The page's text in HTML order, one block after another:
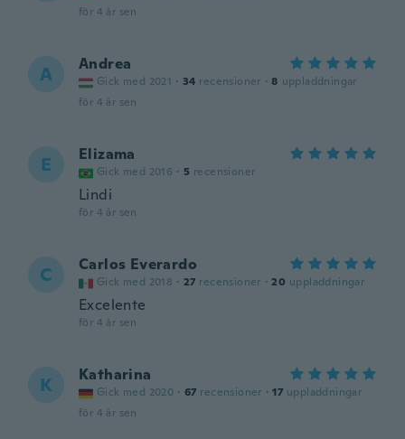
för 4 år sen
A Andrea
Gick med 2021 · 34 recensioner · 8 uppladdningar
för 4 år sen
E Elizama
Gick med 2016 · 5 recensioner
Lindi
för 4 år sen
C Carlos Everardo
Gick med 2018 · 27 recensioner · 20 uppladdningar
Excelente
för 4 år sen
K Katharina
Gick med 2020 · 67 recensioner · 17 uppladdningar
för 4 år sen